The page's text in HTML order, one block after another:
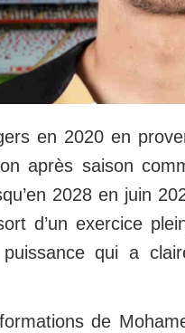
en 2020 en
après saison
2028 en juin
d’un exercice
qui a
de